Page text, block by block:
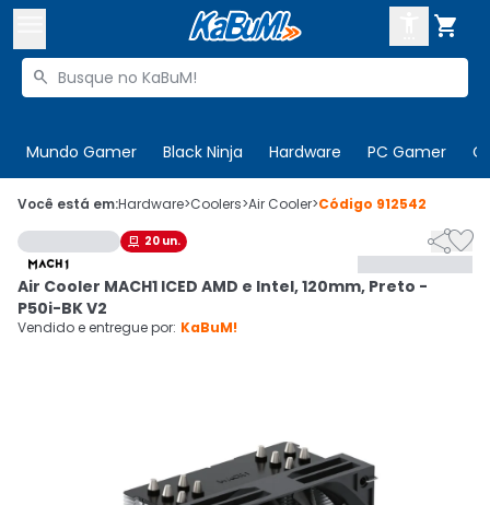

Buscar produtos

Mundo Gamer Black Ninja Hardware PC Gamer
 Olá. Acesse sua conta
 Departamentos
Cupons
CADASTRE-SE
Você está em:Hardware>Coolers>Air Cooler>Código 912542
 20 un. 
Air Cooler MACH1 ICED AMD e Intel, 120mm, Preto -
P50i-BK V2
Vendido e entregue por: KaBuM!